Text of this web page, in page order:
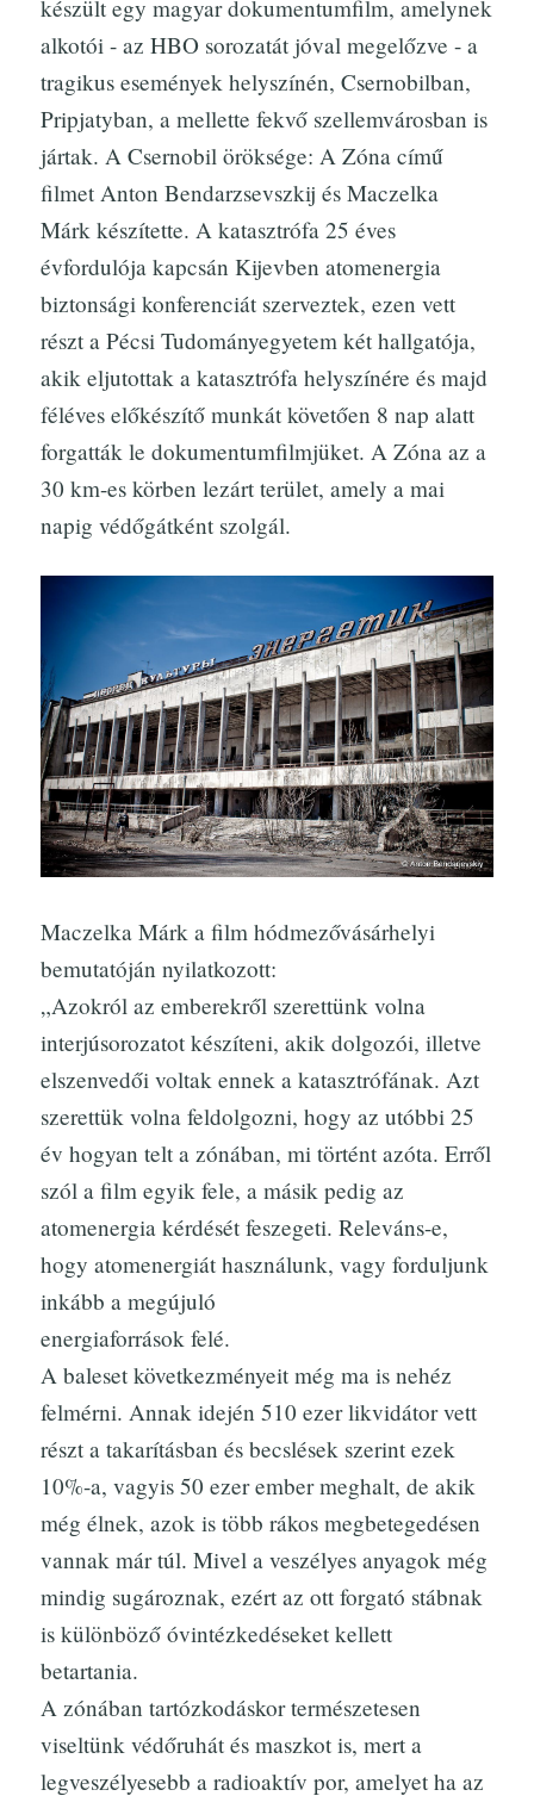
készült egy magyar dokumentumfilm, amelynek
alkotói - az HBO sorozatát jóval megelőzve - a
tragikus események helyszínén, Csernobilban,
Pripjatyban, a mellette fekvő szellemvárosban is
jártak. A Csernobil öröksége: A Zóna című
filmet Anton Bendarzsevszkij és Maczelka
Márk készítette. A katasztrófa 25 éves
évfordulója kapcsán Kijevben atomenergia
biztonsági konferenciát szerveztek, ezen vett
részt a Pécsi Tudományegyetem két hallgatója,
akik eljutottak a katasztrófa helyszínére és majd
féléves előkészítő munkát követően 8 nap alatt
forgatták le dokumentumfilmjüket. A Zóna az a
30 km-es körben lezárt terület, amely a mai
napig védőgátként szolgál.
Maczelka Márk a film hódmezővásárhelyi
bemutatóján nyilatkozott:
„Azokról az emberekről szerettünk volna
interjúsorozatot készíteni, akik dolgozói, illetve
elszenvedői voltak ennek a katasztrófának. Azt
szerettük volna feldolgozni, hogy az utóbbi 25
év hogyan telt a zónában, mi történt azóta. Erről
szól a film egyik fele, a másik pedig az
atomenergia kérdését feszegeti. Releváns-e,
hogy atomenergiát használunk, vagy forduljunk
inkább a megújuló
energiaforrások felé.
A baleset következményeit még ma is nehéz
felmérni. Annak idején 510 ezer likvidátor vett
részt a takarításban és becslések szerint ezek
10%-a, vagyis 50 ezer ember meghalt, de akik
még élnek, azok is több rákos megbetegedésen
vannak már túl. Mivel a veszélyes anyagok még
mindig sugároznak, ezért az ott forgató stábnak
is különböző óvintézkedéseket kellett
betartania.
A zónában tartózkodáskor természetesen
viseltünk védőruhát és maszkot is, mert a
legveszélyesebb a radioaktív por, amelyet ha az